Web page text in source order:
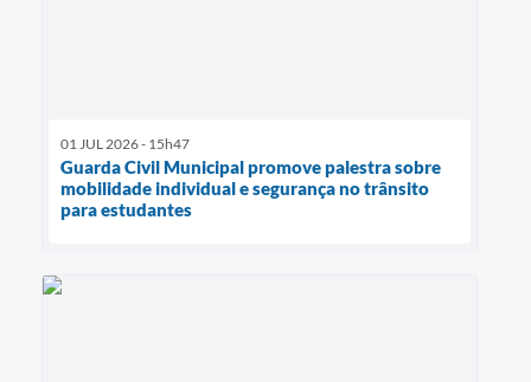
01 JUL 2026 - 15h47
Guarda Civil Municipal promove palestra sobre
mobilidade individual e segurança no trânsito
para estudantes